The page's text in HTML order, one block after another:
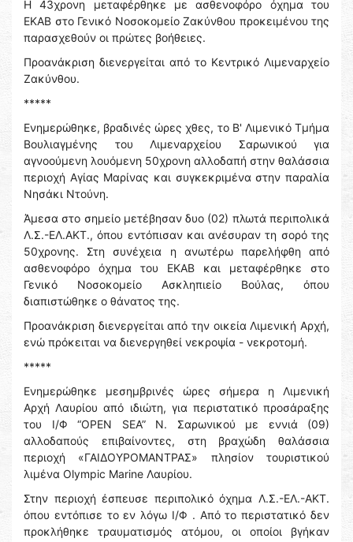
Η 43χρονη μεταφέρθηκε με ασθενοφόρο όχημα του
ΕΚΑΒ στο Γενικό Νοσοκομείο Ζακύνθου προκειμένου της
παρασχεθούν οι πρώτες βοήθειες.
Προανάκριση διενεργείται από το Κεντρικό Λιμεναρχείο
Ζακύνθου.
*****
Ενημερώθηκε, βραδινές ὠρες χθες, το Β' Λιμενικό Τμήμα
Βουλιαγμένης του Λιμεναρχείου Σαρωνικού για
αγνοούμενη λουόμενη 50χρονη αλλοδαπή στην θαλάσσια
περιοχή Αγίας Μαρίνας και συγκεκριμένα στην παραλία
Νησάκι Ντούνη.
Άμεσα στο σημείο μετέβησαν δυο (02) πλωτά περιπολικά
Λ.Σ.-ΕΛ.ΑΚΤ., όπου εντόπισαν και ανέσυραν τη σορό της
50χρονης. Στη συνέχεια η ανωτέρω παρελήφθη από
ασθενοφόρο όχημα του ΕΚΑΒ και μεταφέρθηκε στο
Γενικό Νοσοκομείο Ασκληπιείο Βούλας, όπου
διαπιστώθηκε ο θάνατος της.
Προανάκριση διενεργείται από την οικεία Λιμενική Αρχή,
ενώ πρόκειται να διενεργηθεί νεκροψία - νεκροτομή.
*****
Ενημερώθηκε μεσημβρινές ώρες σήμερα η Λιμενική
Αρχή Λαυρίου από ιδιώτη, για περιστατικό προσάραξης
του Ι/Φ “OPEN SEA” Ν. Σαρωνικού με εννιά (09)
αλλοδαπούς επιβαίνοντες, στη βραχώδη θαλάσσια
περιοχή «ΓΑΙΔΟΥΡΟΜΑΝΤΡΑΣ» πλησίον τουριστικού
λιμένα Olympic Marine Λαυρίου.
Στην περιοχή έσπευσε περιπολικό όχημα Λ.Σ.-ΕΛ.-ΑΚΤ.
όπου εντόπισε το εν λόγω Ι/Φ . Από το περιστατικό δεν
προκλήθηκε τραυματισμός ατόμου, οι οποίοι βγήκαν